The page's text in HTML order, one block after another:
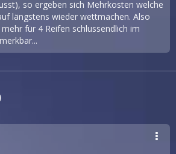
so ergeben sich Mehrkosten welche
längstens wieder wettmachen. Also
für 4 Reifen schlussendlich im